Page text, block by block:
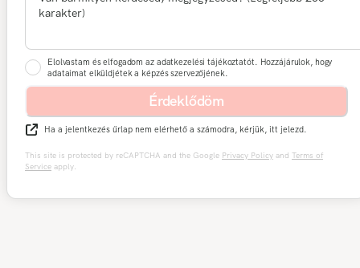
Elolvastam és elfogadom az adatkezelési tájékoztatót. Hozzájárulok, hogy
adataimat elküldjétek a képzés szervezőjének.
Érdeklődöm
Ha a jelentkezés űrlap nem elérhető a számodra, kérjük, itt jelezd.
This site is protected by reCAPTCHA and the Google Privacy Policy and Terms of
Service apply.